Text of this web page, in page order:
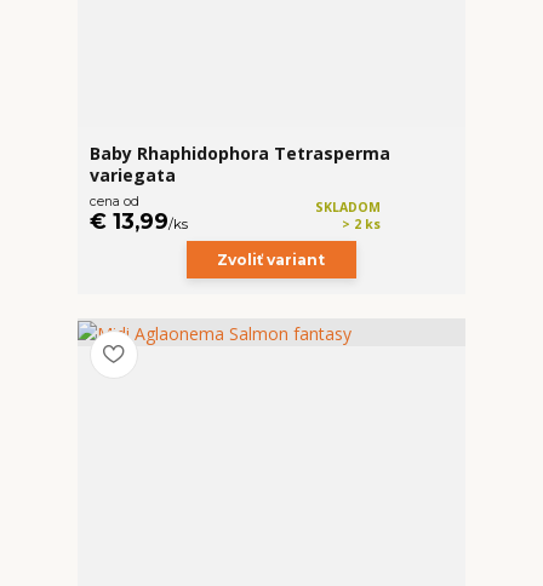
Baby Rhaphidophora Tetrasperma
variegata
cena od
€ 13,99/ks
SKLADOM
> 2 ks
Zvoliť variant